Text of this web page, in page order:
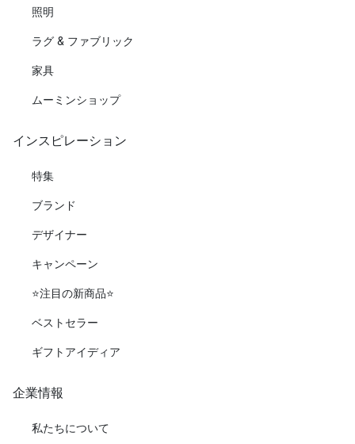
照明
ラグ & ファブリック
家具
ムーミンショップ
インスピレーション
特集
ブランド
デザイナー
キャンペーン
⭐️注目の新商品⭐️
ベストセラー
ギフトアイディア
企業情報
私たちについて